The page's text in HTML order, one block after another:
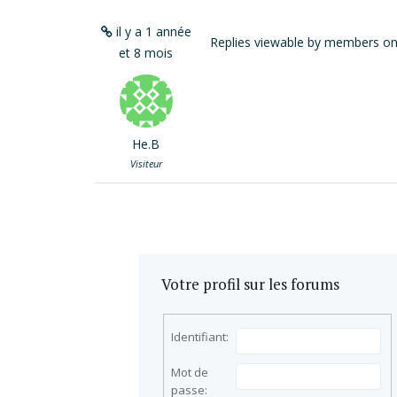
il y a 1 année
et 8 mois
He.B
Visiteur
Replies viewable by members
Votre profil sur les forums
Identifiant:
Mot de
passe: